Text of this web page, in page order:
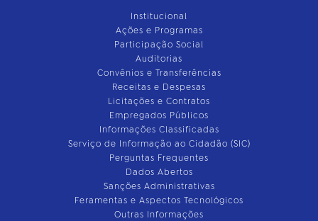
Institucional
Ações e Programas
Participação Social
Auditorias
Convênios e Transferências
Receitas e Despesas
Licitações e Contratos
Empregados Públicos
Informações Classificadas
Serviço de Informação ao Cidadão (SIC)
Perguntas Frequentes
Dados Abertos
Sanções Administrativas
Feramentas e Aspectos Tecnológicos
Outras Informações